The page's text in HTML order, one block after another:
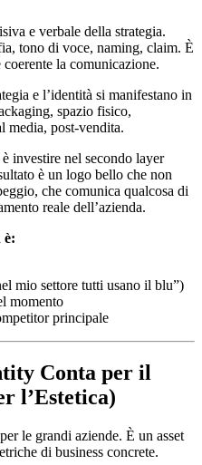
e verbale della strategia.
tono di voce, naming, claim. È
la comunicazione.
e l’identità si manifestano in
spazio fisico,
media, post-vendita.
investire nel secondo layer
è un logo bello che non
che comunica qualcosa di
reale dell’azienda.
è:
mio settore tutti usano il blu”)
momento
principale
Conta per il
l’Estetica)
le grandi aziende. È un asset
di business concrete.